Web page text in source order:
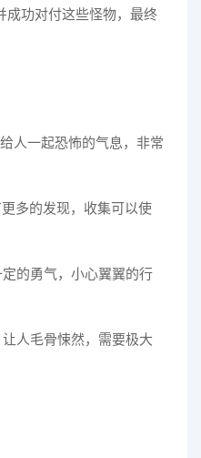
成功对付这些怪物，最终
人一起恐怖的气息，非常
多的发现，收集可以使
的勇气，小心翼翼的行
人毛骨悚然，需要极大